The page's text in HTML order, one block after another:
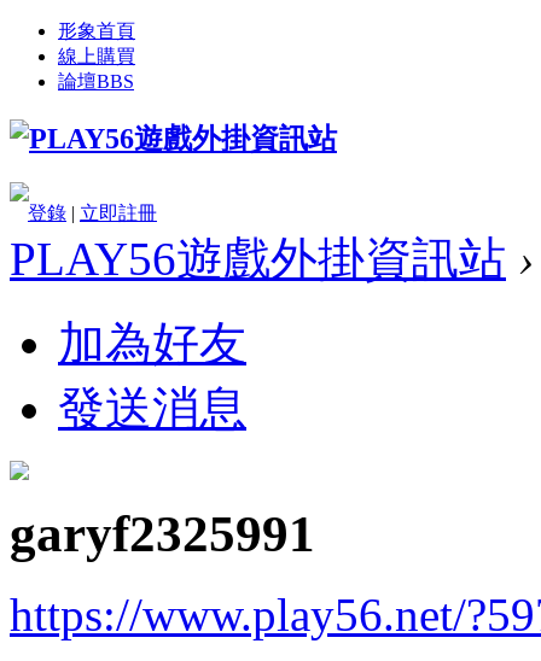
形象首頁
線上購買
論壇BBS
登錄 | 立即註冊
PLAY56遊戲外掛資訊站 ›
加為好友
發送消息
garyf2325991
https://www.play56.net/